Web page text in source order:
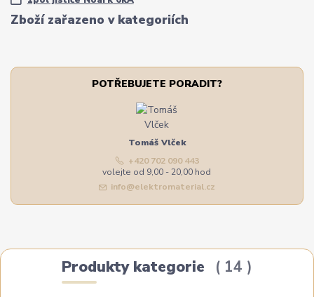
Zboží zařazeno v kategoriích
POTŘEBUJETE PORADIT?
Tomáš Vlček
+420 702 090 443
volejte od 9,00 - 20,00 hod
info@elektromaterial.cz
Produkty kategorie 14